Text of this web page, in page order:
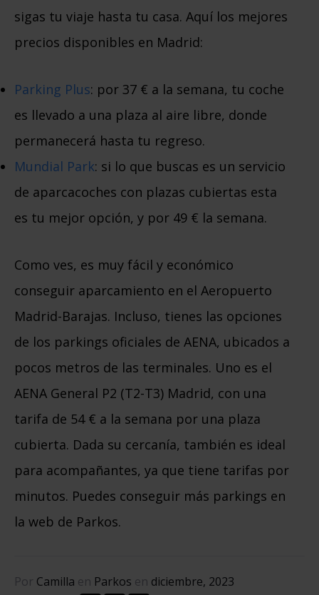
sigas tu viaje hasta tu casa. Aquí los mejores
precios disponibles en Madrid:
Parking Plus: por 37 € a la semana, tu coche
es llevado a una plaza al aire libre, donde
permanecerá hasta tu regreso.
Mundial Park: si lo que buscas es un servicio
de aparcacoches con plazas cubiertas esta
es tu mejor opción, y por 49 € la semana.
Como ves, es muy fácil y económico
conseguir aparcamiento en el Aeropuerto
Madrid-Barajas. Incluso, tienes las opciones
de los parkings oficiales de AENA, ubicados a
pocos metros de las terminales. Uno es el
AENA General P2 (T2-T3) Madrid, con una
tarifa de 54 € a la semana por una plaza
cubierta. Dada su cercanía, también es ideal
para acompañantes, ya que tiene tarifas por
minutos. Puedes conseguir más parkings en
la web de Parkos.
Por Camilla en Parkos en diciembre, 2023